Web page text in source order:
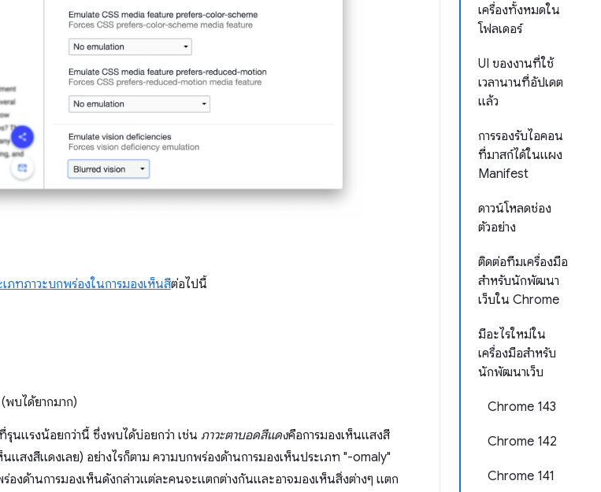
เครื่องทั้งหมดใน
โฟลเดอร์
UI ของงานที่ใช้
เวลานานที่อัปเดต
แล้ว
การรองรับไอคอน
ที่มาสก์ได้ในแผง
Manifest
ดาวน์โหลดช่อง
ตัวอย่าง
ติดต่อทีมเครื่องมือ
สำหรับนักพัฒนา
เว็บใน Chrome
มีอะไรใหม่ใน
เครื่องมือสำหรับ
นักพัฒนาเว็บ
Chrome 143
Chrome 142
Chrome 141
เภทภาวะบกพร่องในการมองเห็นสีต่อไปนี้
พบได้ยากมาก)
นแรงน้อยกว่านี้ ซึ่งพบได้บ่อยกว่า เช่น ภาวะตาบอดสีแดงคือการมองเห็นแสงสี
แสงสีแดงเลย) อย่างไรก็ตาม ความบกพร่องด้านการมองเห็นประเภท "-omaly"
องด้านการมองเห็นดังกล่าวแต่ละคนจะแตกต่างกันและอาจมองเห็นสิ่งต่างๆ แตก